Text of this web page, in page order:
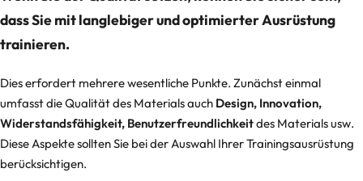
dass Sie mit langlebiger und optimierter Ausrüstung
trainieren.
Dies erfordert mehrere wesentliche Punkte. Zunächst einmal
umfasst die Qualität des Materials auch Design, Innovation,
Widerstandsfähigkeit, Benutzerfreundlichkeitdes Materials usw.
Diese Aspekte sollten Sie bei der Auswahl Ihrer Trainingsausrüstung
berücksichtigen.